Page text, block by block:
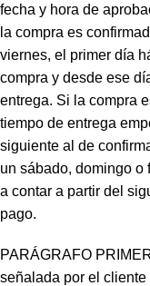
fecha y hora de
la compra es
viernes, el primer día
compra y desde ese
entrega. Si la compra
tiempo de entrega
siguiente al de
un sábado, domingo o
a contar a partir del
pago.
PARÁGRAFO
señalada por el cliente